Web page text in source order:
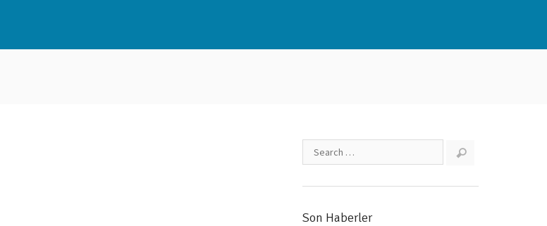
Son Haberler